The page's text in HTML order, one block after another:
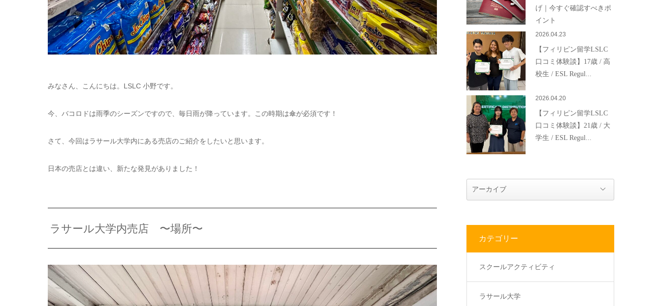
みなさん、こんにちは。LSLC 小野です。
今、バコロドは雨季のシーズンですので、毎日雨が降っています。この時期は傘が必須です！
さて、今回はラサール大学内にある売店のご紹介をしたいと思います。
日本の売店とは違い、新たな発見がありました！
ラサール大学内売店 〜場所〜
げ｜今すぐ確認すべきポ
イント
2026.04.23
【フィリピン留学LSLC
口コミ体験談】17歳 / 高
校生 / ESL Regul...
2026.04.20
【フィリピン留学LSLC
口コミ体験談】21歳 / 大
学生 / ESL Regul...
カテゴリー
スクールアクティビティ
ラサール大学